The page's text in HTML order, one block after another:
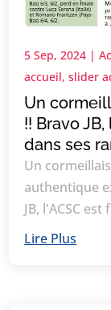
Un
!! Bravo
dans ses
5 Sep, 2024 |
accueil,slider
Un
authentique
JB, l'ACSC
Lire Plus